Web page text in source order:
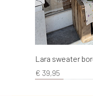
Lara sweater
Prijs
€ 39,95